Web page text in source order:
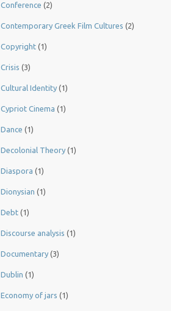
Conference (2)
Contemporary Greek Film Cultures (2)
Copyright (1)
Crisis (3)
Cultural Identity (1)
Cypriot Cinema (1)
Dance (1)
Decolonial Theory (1)
Diaspora (1)
Dionysian (1)
Debt (1)
Discourse analysis (1)
Documentary (3)
Dublin (1)
Economy of jars (1)